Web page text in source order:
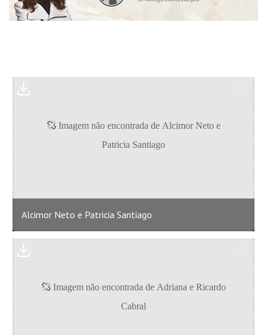
Alcimor Neto e Patricia Santiago